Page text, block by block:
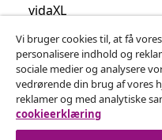
vidaXL
Opdag mere
Vi bruger cookies til, at få
personalisere indhold og
sociale medier og analysere
vedrørende din brug af vores
reklamer og med analytiske
cookieerklæring